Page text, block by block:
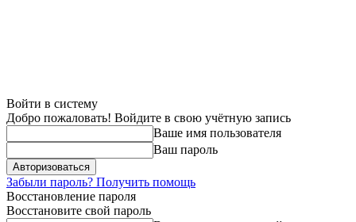
Войти в систему
Добро пожаловать! Войдите в свою учётную запись
Ваше имя пользователя
Ваш пароль
Забыли пароль? Получить помощь
Восстановление пароля
Восстановите свой пароль